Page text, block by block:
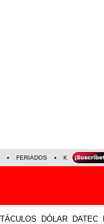
FERIADOS KEIKO
DÓLAR DATEC